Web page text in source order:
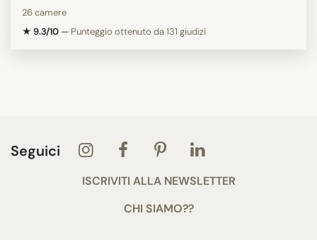
26 camere
★ 9.3/10 — Punteggio ottenuto da 131 giudizi
Seguici
ISCRIVITI ALLA NEWSLETTER
CHI SIAMO??